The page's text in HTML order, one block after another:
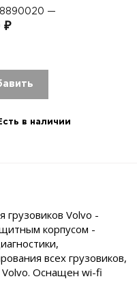
—
₽
в наличии
грузовиков Volvo -
корпусом -
всех грузовиков,
Volvo. Оснащен wi-fi